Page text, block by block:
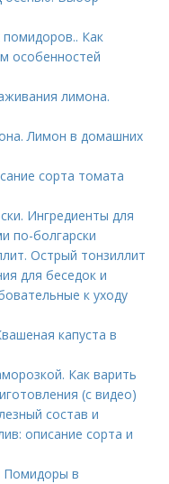
Как
особенностей
лимона.
Лимон в домашних
сорта томата
Ингредиенты для
по-болгарски
Острый тонзиллит
для беседок и
к уходу
капуста в
Как варить
(с видео)
состав и
описание сорта и
Помидоры в